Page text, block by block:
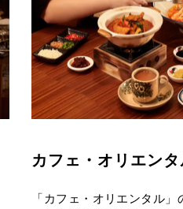
カフェ・オリエン
「カフェ・オリエンタル